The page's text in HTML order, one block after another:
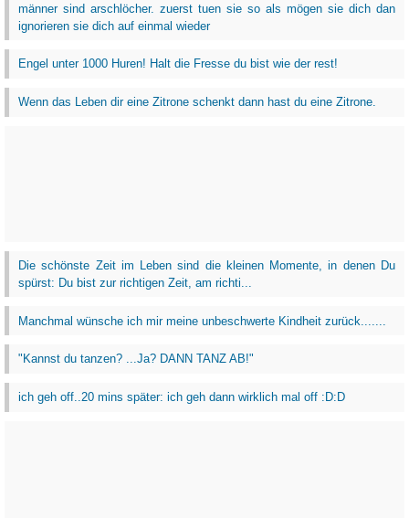
männer sind arschlöcher. zuerst tuen sie so als mögen sie dich dan
ignorieren sie dich auf einmal wieder
Engel unter 1000 Huren! Halt die Fresse du bist wie der rest!
Wenn das Leben dir eine Zitrone schenkt dann hast du eine Zitrone.
Die schönste Zeit im Leben sind die kleinen Momente, in denen Du
spürst: Du bist zur richtigen Zeit, am richti...
Manchmal wünsche ich mir meine unbeschwerte Kindheit zurück.......
"Kannst du tanzen? ...Ja? DANN TANZ AB!"
ich geh off..20 mins später: ich geh dann wirklich mal off :D:D